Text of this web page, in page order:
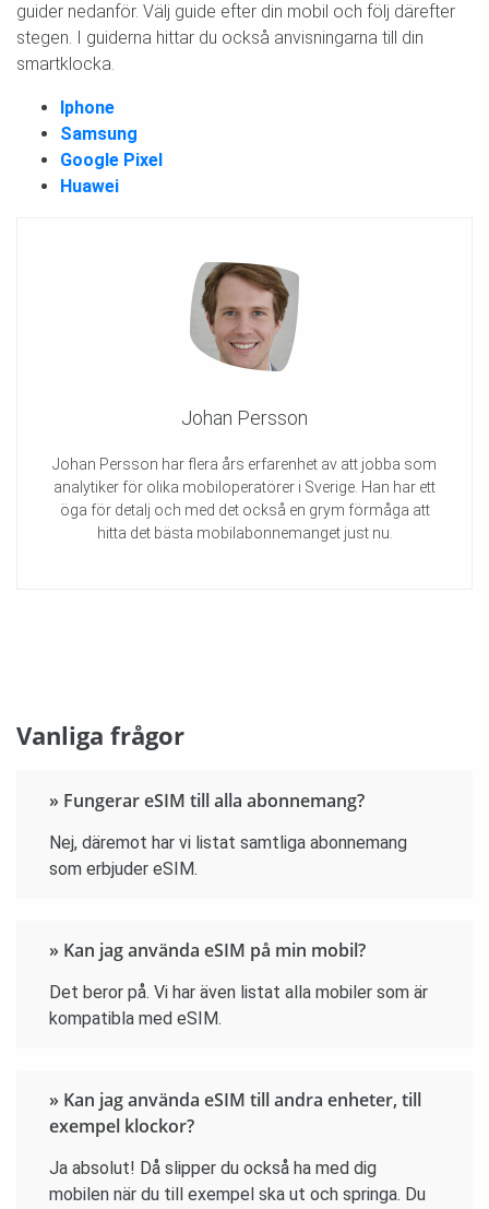
guider nedanför. Välj guide efter din mobil och följ därefter
stegen. I guiderna hittar du också anvisningarna till din
smartklocka.
Iphone
Samsung
Google Pixel
Huawei
Johan Persson
Johan Persson har flera års erfarenhet av att jobba som
analytiker för olika mobiloperatörer i Sverige. Han har ett
öga för detalj och med det också en grym förmåga att
hitta det bästa mobilabonnemanget just nu.
Vanliga frågor
» Fungerar eSIM till alla abonnemang?
Nej, däremot har vi listat samtliga abonnemang
som erbjuder eSIM.
» Kan jag använda eSIM på min mobil?
Det beror på. Vi har även listat alla mobiler som är
kompatibla med eSIM.
» Kan jag använda eSIM till andra enheter, till
exempel klockor?
Ja absolut! Då slipper du också ha med dig
mobilen när du till exempel ska ut och springa. Du